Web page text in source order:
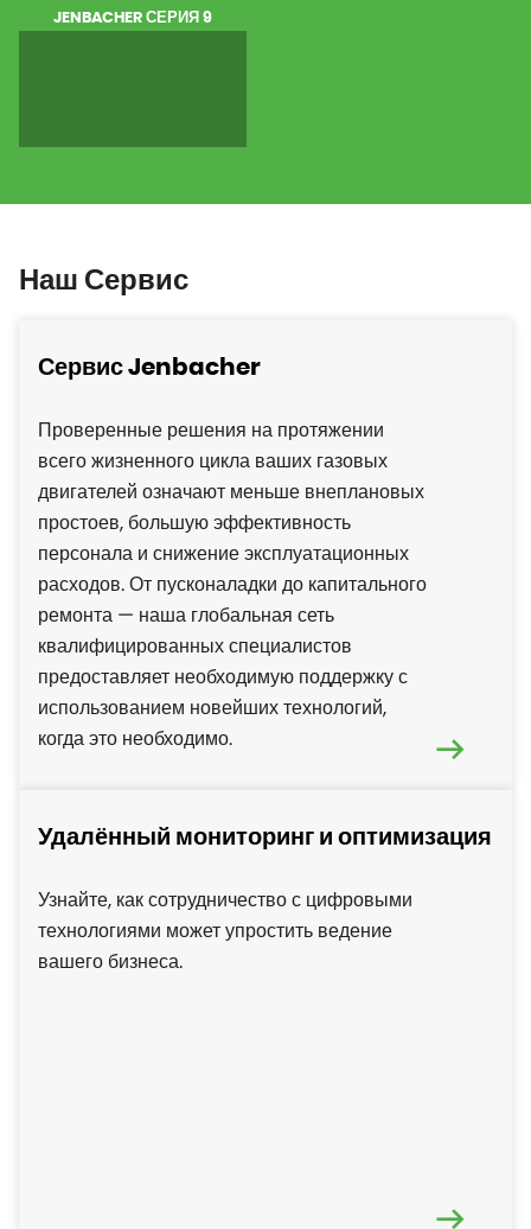
JENBACHER СЕРИЯ 9
Наш Сервис
Сервис Jenbacher
Проверенные решения на протяжении
всего жизненного цикла ваших газовых
двигателей означают меньше внеплановых
простоев, большую эффективность
персонала и снижение эксплуатационных
расходов. От пусконаладки до капитального
ремонта — наша глобальная сеть
квалифицированных специалистов
предоставляет необходимую поддержку с
использованием новейших технологий,
когда это необходимо.
Удалённый мониторинг и оптимизация
Узнайте, как сотрудничество с цифровыми
технологиями может упростить ведение
вашего бизнеса.